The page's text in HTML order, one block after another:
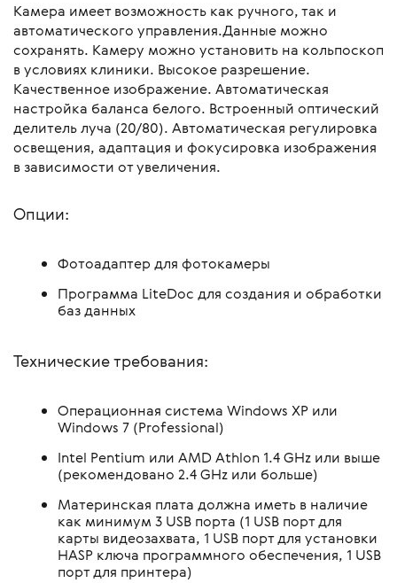
Камера имеет возможность как ручного, так и
автоматического управления.Данные можно
сохранять. Камеру можно установить на кольпоскоп
в условиях клиники. Высокое разрешение.
Качественное изображение. Автоматическая
настройка баланса белого. Встроенный оптический
делитель луча (20/80). Автоматическая регулировка
освещения, адаптация и фокусировка изображения
в зависимости от увеличения.
Опции:
Фотоадаптер для фотокамеры
Программа LiteDoc для создания и обработки
баз данных
Технические требования:
Операционная система Windows XP или
Windows 7 (Professional)
Intel Pentium или AMD Athlon 1.4 GHz или выше
(рекомендовано 2.4 GHz или больше)
Материнская плата должна иметь в наличие
как минимум 3 USB порта (1 USB порт для
карты видеозахвата, 1 USB порт для установки
HASP ключа программного обеспечения, 1 USB
порт для принтера)